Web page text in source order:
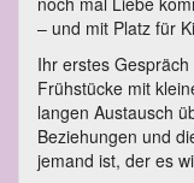
– und mit Platz für
Ihr erstes
Frühstücke mit
langen Austausch
Beziehungen und
jemand ist, der es